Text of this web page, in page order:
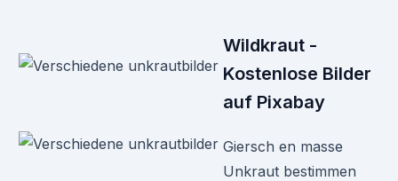
Wildkraut -
Kostenlose Bilder
auf Pixabay
Giersch en masse
Unkraut bestimmen